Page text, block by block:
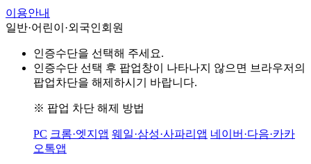
이용안내
일반·어린이·외국인회원
인증수단을 선택해 주세요.
인증수단 선택 후 팝업창이 나타나지 않으면 브라우저의
팝업차단을 해제하시기 바랍니다.
※ 팝업 차단 해제 방법
PC 크롬·엣지앱 웨일·삼성·사파리앱 네이버·다음·카카
오톡앱